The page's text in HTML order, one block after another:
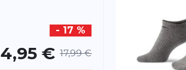
- 17 %
€ 17,99 €